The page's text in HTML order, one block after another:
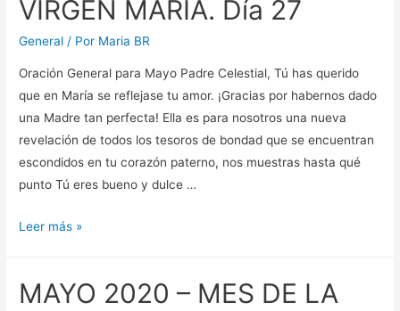
LA
VIRGEN
VIRGEN MARÍA. Día 27
General / Por Maria BR
Oración General para Mayo Padre Celestial, Tú has querido
que en María se reflejase tu amor. ¡Gracias por habernos dado
una Madre tan perfecta! Ella es para nosotros una nueva
revelación de todos los tesoros de bondad que se encuentran
escondidos en tu corazón paterno, nos muestras hasta qué
punto Tú eres bueno y dulce …
MAYO
MES
Leer más »
MAYO 2020 – MES DE LA